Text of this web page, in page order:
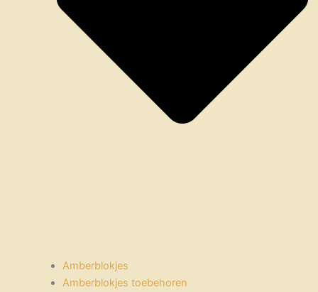
Amberblokjes
Amberblokjes toebehoren